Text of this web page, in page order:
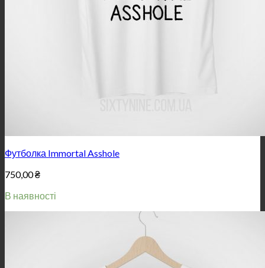
Футболка Immortal Asshole
750,00₴
В наявності